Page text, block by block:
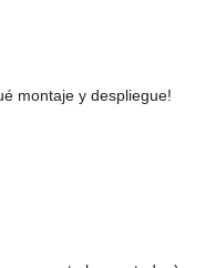
montaje y despliegue!